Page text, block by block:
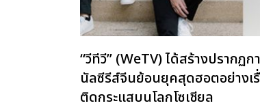
“วีทีวี” (WeTV) ได้สร้างปราก
นัลซีรีส์จีนย้อนยุคสุดฮอตอย่างเ
ติดกระแสบนโลกโซเชียล